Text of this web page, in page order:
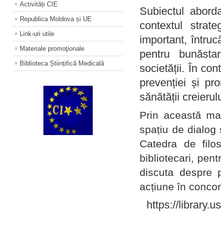
Activități CIE
Republica Moldova și UE
Link-uri utile
Materiale promoţionale
Biblioteca Științifică Medicală
Subiectul
contextul
important,
pentru
societății. În
prevenției și
sănătății
Prin această
spațiu de dialog
Catedra de
bibliotecari,
discuta despre
acțiune în
https://